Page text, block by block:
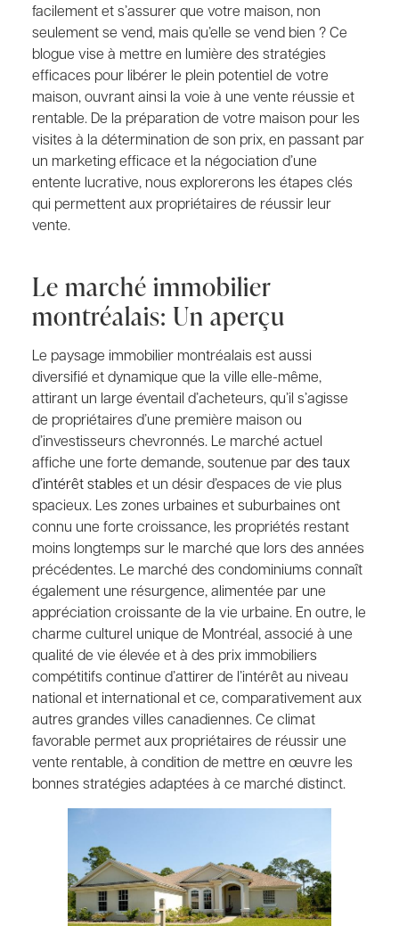
facilement et s’assurer que votre maison, non
seulement se vend, mais qu’elle se vend bien ? Ce
blogue vise à mettre en lumière des stratégies
efficaces pour libérer le plein potentiel de votre
maison, ouvrant ainsi la voie à une vente réussie et
rentable. De la préparation de votre maison pour les
visites à la détermination de son prix, en passant par
un marketing efficace et la négociation d’une
entente lucrative, nous explorerons les étapes clés
qui permettent aux propriétaires de réussir leur
vente.
Le marché immobilier
montréalais: Un aperçu
Le paysage immobilier montréalais est aussi
diversifié et dynamique que la ville elle-même,
attirant un large éventail d’acheteurs, qu’il s’agisse
de propriétaires d’une première maison ou
d’investisseurs chevronnés. Le marché actuel
affiche une forte demande, soutenue pardes taux
d’intérêt stableset un désir d’espaces de vie plus
spacieux. Les zones urbaines et suburbaines ont
connu une forte croissance, les propriétés restant
moins longtemps sur le marché que lors des années
précédentes. Le marché des condominiums connaît
également une résurgence, alimentée par une
appréciation croissante de la vie urbaine. En outre, le
charme culturel unique de Montréal, associé à une
qualité de vie élevée et à des prix immobiliers
compétitifs continue d’attirer de l’intérêt au niveau
national et international et ce, comparativement aux
autres grandes villes canadiennes. Ce climat
favorable permet aux propriétaires de réussir une
vente rentable, à condition de mettre en œuvre les
bonnes stratégies adaptées à ce marché distinct.